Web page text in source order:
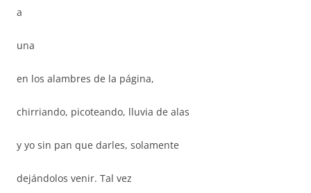
a
una
en los alambres de la página,
chirriando, picoteando, lluvia de alas
y yo sin pan que darles, solamente
dejándolos venir. Tal vez